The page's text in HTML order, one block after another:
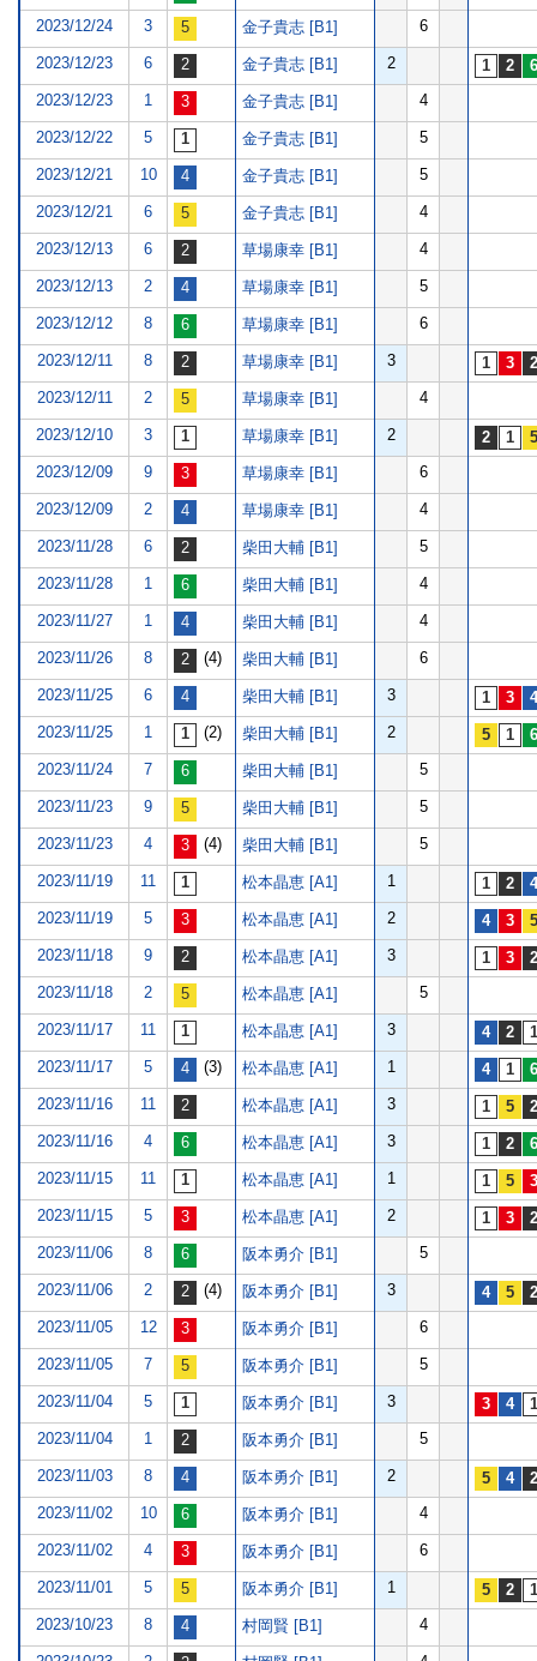
2023/12/24 3 金子貴志 [B1] 6
2023/12/23 6 金子貴志 [B1] 2
2023/12/23 1 金子貴志 [B1] 4
2023/12/22 5 金子貴志 [B1] 5
2023/12/21 10 金子貴志 [B1] 5
2023/12/21 6 金子貴志 [B1] 4
2023/12/13 6 草場康幸 [B1] 4
2023/12/13 2 草場康幸 [B1] 5
2023/12/12 8 草場康幸 [B1] 6
2023/12/11 8 草場康幸 [B1] 3
2023/12/11 2 草場康幸 [B1] 4
2023/12/10 3 草場康幸 [B1] 2
2023/12/09 9 草場康幸 [B1] 6
2023/12/09 2 草場康幸 [B1] 4
2023/11/28 6 柴田大輔 [B1] 5
2023/11/28 1 柴田大輔 [B1] 4
2023/11/27 1 柴田大輔 [B1] 4
2023/11/26 8 (4) 柴田大輔 [B1] 6
2023/11/25 6 柴田大輔 [B1] 3
2023/11/25 1 (2) 柴田大輔 [B1] 2
2023/11/24 7 柴田大輔 [B1] 5
2023/11/23 9 柴田大輔 [B1] 5
2023/11/23 4 (4) 柴田大輔 [B1] 5
2023/11/19 11 松本晶恵 [A1] 1
2023/11/19 5 松本晶恵 [A1] 2
2023/11/18 9 松本晶恵 [A1] 3
2023/11/18 2 松本晶恵 [A1] 5
2023/11/17 11 松本晶恵 [A1] 3
2023/11/17 5 (3) 松本晶恵 [A1] 1
2023/11/16 11 松本晶恵 [A1] 3
2023/11/16 4 松本晶恵 [A1] 3
2023/11/15 11 松本晶恵 [A1] 1
2023/11/15 5 松本晶恵 [A1] 2
2023/11/06 8 阪本勇介 [B1] 5
2023/11/06 2 (4) 阪本勇介 [B1] 3
2023/11/05 12 阪本勇介 [B1] 6
2023/11/05 7 阪本勇介 [B1] 5
2023/11/04 5 阪本勇介 [B1] 3
2023/11/04 1 阪本勇介 [B1] 5
2023/11/03 8 阪本勇介 [B1] 2
2023/11/02 10 阪本勇介 [B1] 4
2023/11/02 4 阪本勇介 [B1] 6
2023/11/01 5 阪本勇介 [B1] 1
2023/10/23 8 村岡賢 [B1] 4